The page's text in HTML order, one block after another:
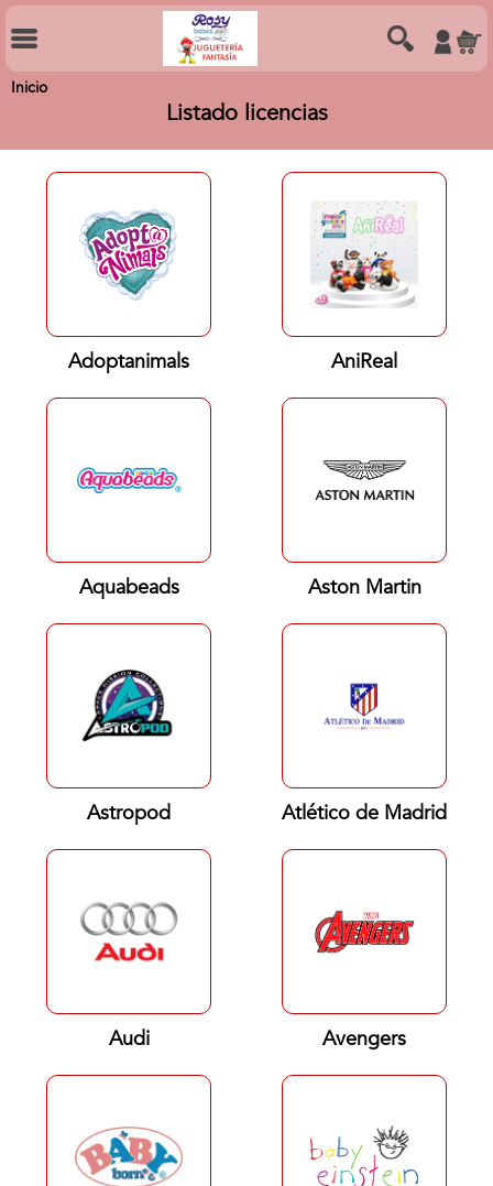
Inicio
Listado licencias
Adoptanimals AniReal
Aquabeads Aston Martin
Astropod Atlético de Madrid
Audi Avengers